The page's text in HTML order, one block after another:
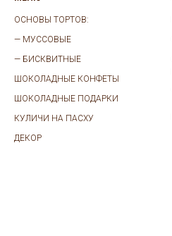
ОСНОВЫ ТОРТОВ:
— МУССОВЫЕ
— БИСКВИТНЫЕ
ШОКОЛАДНЫЕ КОНФЕТЫ
ШОКОЛАДНЫЕ ПОДАРКИ
КУЛИЧИ НА ПАСХУ
ДЕКОР